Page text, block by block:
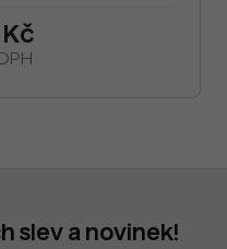
slev a novinek!